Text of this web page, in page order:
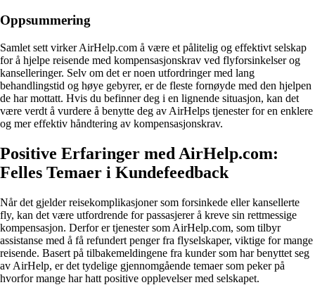
Oppsummering
Samlet sett virker AirHelp.com å være et pålitelig og effektivt selskap
for å hjelpe reisende med kompensasjonskrav ved flyforsinkelser og
kanselleringer. Selv om det er noen utfordringer med lang
behandlingstid og høye gebyrer, er de fleste fornøyde med den hjelpen
de har mottatt. Hvis du befinner deg i en lignende situasjon, kan det
være verdt å vurdere å benytte deg av AirHelps tjenester for en enklere
og mer effektiv håndtering av kompensasjonskrav.
Positive Erfaringer med AirHelp.com:
Felles Temaer i Kundefeedback
Når det gjelder reisekomplikasjoner som forsinkede eller kansellerte
fly, kan det være utfordrende for passasjerer å kreve sin rettmessige
kompensasjon. Derfor er tjenester som AirHelp.com, som tilbyr
assistanse med å få refundert penger fra flyselskaper, viktige for mange
reisende. Basert på tilbakemeldingene fra kunder som har benyttet seg
av AirHelp, er det tydelige gjennomgående temaer som peker på
hvorfor mange har hatt positive opplevelser med selskapet.